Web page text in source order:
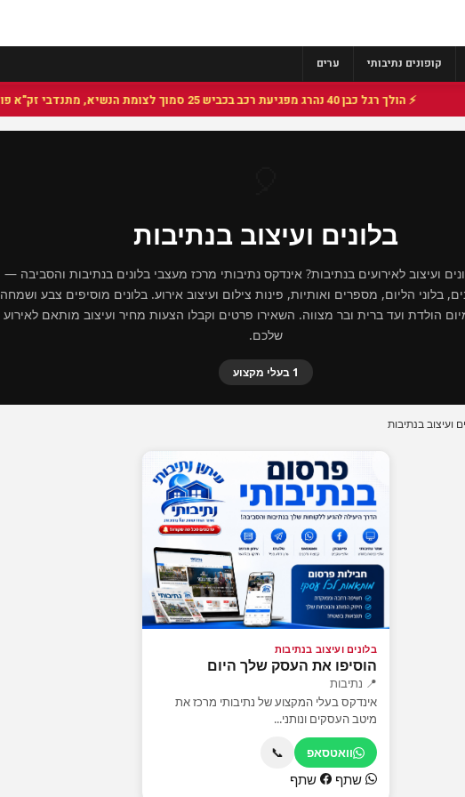
קופונים נתיבותי ערים
⚡ הולך רגל כבן 40 נהרג מפגיעת רכב בכביש 25 סמוך לצומת הנשיא, מתנדבי זק"א פועלו בזירה
בלונים ועיצוב בנתיבות
ועיצוב לאירועים בנתיבות? אינדקס נתיבותי מרכז מעצבי בלונים בנתיבות והסביבה —
בלוני הליום, מספרים ואותיות, פינות צילום ועיצוב אירוע. בלונים מוסיפים צבע ושמחה
הולדת ועד ברית ובר מצווה. השאירו פרטים וקבלו הצעות מחיר ועיצוב מותאם לאירוע
שלכם.
1 בעלי מקצוע
ועיצוב בנתיבות
בלונים ועיצוב בנתיבות
הוסיפו את העסק שלך היום
📍 נתיבות
אינדקס בעלי המקצוע של נתיבותי מרכז את
מיטב העסקים ונותני...
וואטסאפ 📞
שתף שתף